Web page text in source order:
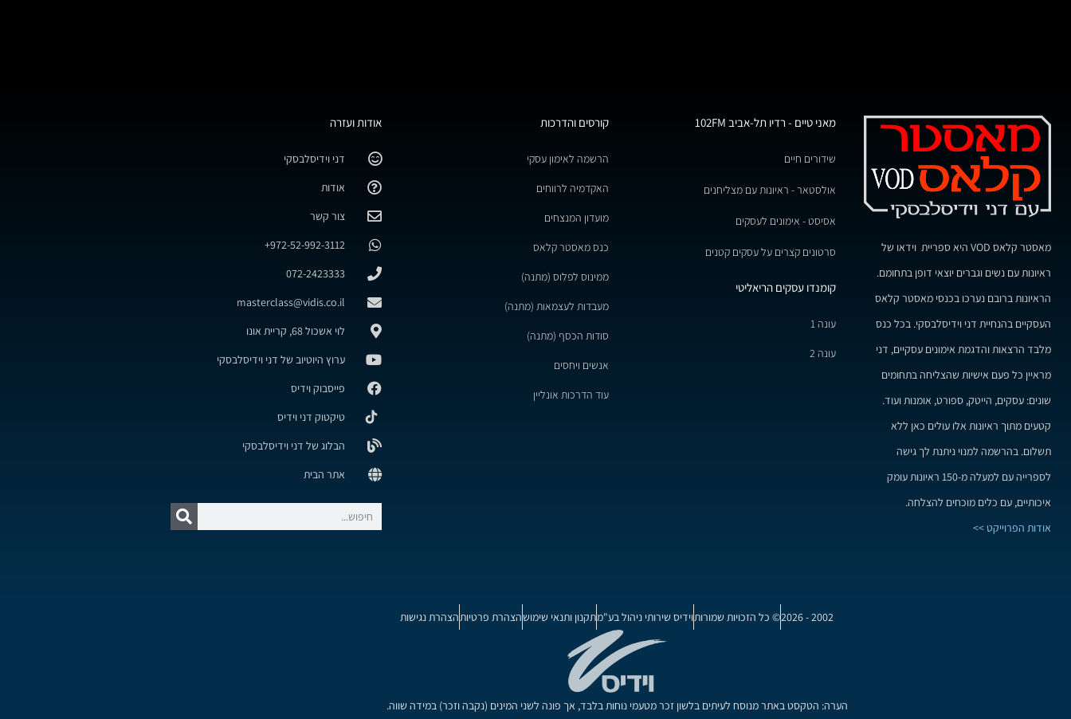
מאסטר קלאס VOD היא ספריית וידאו של
ראיונות עם נשים וגברים יוצאי דופן בתחומם.
הראיונות ברובם נערכו בכנסי מאסטר קלאס
העסקיים בהנחיית דני וידיסלבסקי. בכל כנס
מלבד הרצאות והדגמת אימונים עסקיים, דני
מראיין כל פעם אישיות שהצליחה בתחומים
שונים: עסקים, הייטק, ספורט, אומנות ועוד.
קטעים מתוך ראיונות אלו עולים כאן ללא
תשלום. בהרשמה למנוי ניתנת לך גישה
לספרייה עם למעלה מ-150 ראיונות עומק
איכותיים, עם כלים מוכחים להצלחה.
אודות הפרוייקט >>
מאני טיים - רדיו תל-אביב 102FM
שידורים חיים
אולסטאר - ראיונות עם מצליחנים
אסיסט - אימונים לעסקים
סרטונים קצרים על עסקים קטנים
קומנדו עסקים הריאליטי
עונה 1
עונה 2
קורסים והדרכות
הרשמה לאימון עסקי
האקדמיה לרווחים
מועדון המנצחים
כנס מאסטר קלאס
ממינוס לפלוס (מתנה)
מעבדות לעצמאות (מתנה)
סודות הכסף (מתנה)
אנשים ויחסים
עוד הדרכות אונליין
אודות ועזרה
דני וידיסלבסקי
אודות
צור קשר
972-52-992-3112+
072-2423333
masterclass@vidis.co.il
לוי אשכול 68, קריית אונו
ערוץ היוטיוב של דני וידיסלבסקי
פייסבוק וידיס
טיקטוק דני וידיס
הבלוג של דני וידיסלבסקי
אתר הבית
2002 - 2026 © כל הזכויות שמורותוידיס שירותי ניהול בע"מתקנון ותנאי שימושהצהרת פרטיותהצהרת נגישות
הערה: הטקסט באתר מנוסח לעיתים בלשון זכר מטעמי נוחות בלבד, אך פונה לשני המינים (נקבה וזכר) במידה שווה.